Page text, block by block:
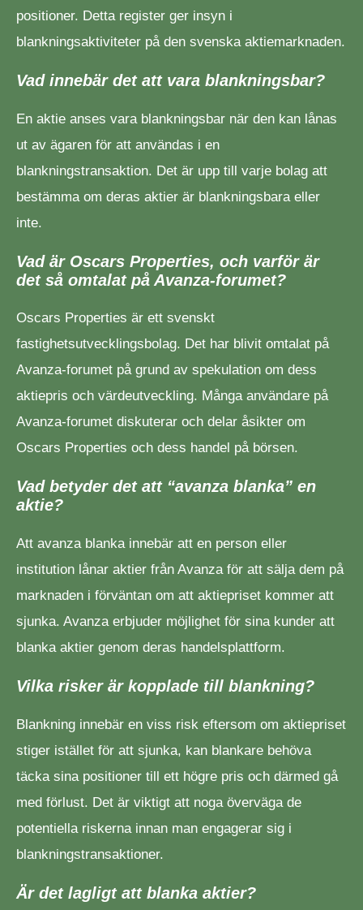
positioner. Detta register ger insyn i
blankningsaktiviteter på den svenska aktiemarknaden.
Vad innebär det att vara blankningsbar?
En aktie anses vara blankningsbar när den kan lånas
ut av ägaren för att användas i en
blankningstransaktion. Det är upp till varje bolag att
bestämma om deras aktier är blankningsbara eller
inte.
Vad är Oscars Properties, och varför är
det så omtalat på Avanza-forumet?
Oscars Properties är ett svenskt
fastighetsutvecklingsbolag. Det har blivit omtalat på
Avanza-forumet på grund av spekulation om dess
aktiepris och värdeutveckling. Många användare på
Avanza-forumet diskuterar och delar åsikter om
Oscars Properties och dess handel på börsen.
Vad betyder det att “avanza blanka” en
aktie?
Att avanza blanka innebär att en person eller
institution lånar aktier från Avanza för att sälja dem på
marknaden i förväntan om att aktiepriset kommer att
sjunka. Avanza erbjuder möjlighet för sina kunder att
blanka aktier genom deras handelsplattform.
Vilka risker är kopplade till blankning?
Blankning innebär en viss risk eftersom om aktiepriset
stiger istället för att sjunka, kan blankare behöva
täcka sina positioner till ett högre pris och därmed gå
med förlust. Det är viktigt att noga överväga de
potentiella riskerna innan man engagerar sig i
blankningstransaktioner.
Är det lagligt att blanka aktier?